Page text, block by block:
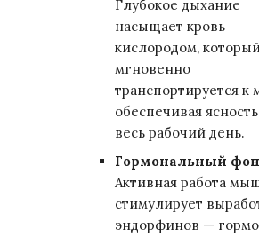
Глубокое дыхание
насыщает кровь
кислородом,
мгновенно
транспортируется к
обеспечивая
весь рабочий день.
Гормональный
Активная работа
стимулирует
эндорфинов —